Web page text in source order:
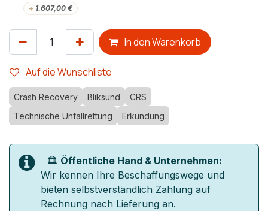
+ 1.607,00€
In den Warenkorb
Auf die Wunschliste
Crash Recovery Bliksund
CRS
Technische Unfallrettung
Erkundung
🏛️ Öffentliche Hand & Unternehmen:
Wir kennen Ihre Beschaffungswege und
bieten selbstverständlich Zahlung auf
Rechnung nach Lieferung an.